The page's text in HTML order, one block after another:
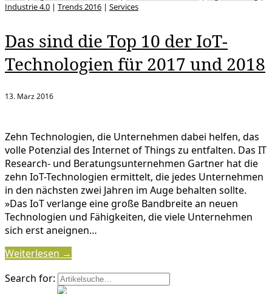
Industrie 4.0 | Trends 2016 | Services
Das sind die Top 10 der IoT-
Technologien für 2017 und 2018
13. März 2016
Zehn Technologien, die Unternehmen dabei helfen, das
volle Potenzial des Internet of Things zu entfalten. Das IT
Research- und Beratungsunternehmen Gartner hat die
zehn IoT-Technologien ermittelt, die jedes Unternehmen
in den nächsten zwei Jahren im Auge behalten sollte.
»Das IoT verlange eine große Bandbreite an neuen
Technologien und Fähigkeiten, die viele Unternehmen
sich erst aneignen…
Weiterlesen →
Search for: